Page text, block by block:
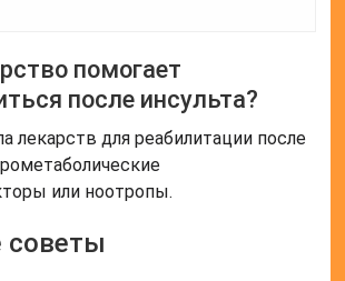
помогает
после инсульта?
лекарств для реабилитации после
или ноотропы.
советы